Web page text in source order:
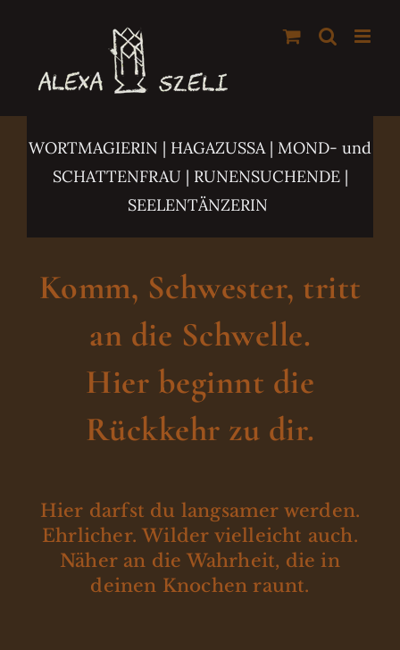
springen
WORTMAGIERIN | HAGAZUSSA | MOND- und
SCHATTENFRAU | RUNENSUCHENDE |
SEELENTÄNZERIN
Komm, Schwester, tritt
an die Schwelle.
Hier beginnt die
Rückkehr zu dir.
Hier darfst du langsamer werden.
Ehrlicher. Wilder vielleicht auch.
Näher an die Wahrheit, die in
deinen Knochen raunt.